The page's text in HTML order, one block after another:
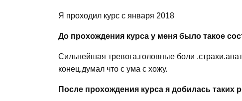
Я проходил курс с января 2018
До прохождения курса у меня было такое
Сильнейшая тревога.головные боли
конец.думал что с ума с хожу.
После прохождения курса я добилась таких